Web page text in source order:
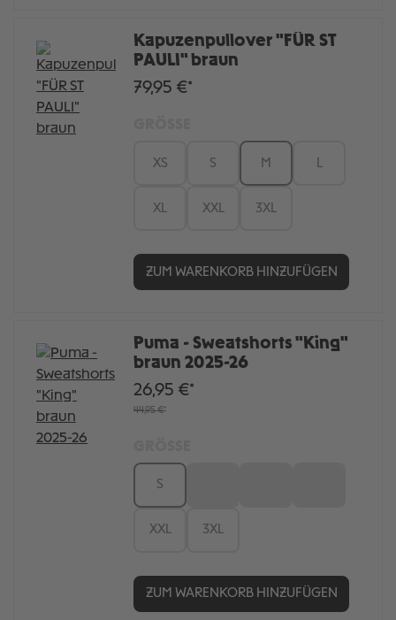
Kapuzenpullover "FÜR ST
PAULI" braun
79,95 €*
XS S M
XL XXL 3XL
ZUM WARENKORB HINZUFÜGEN
Puma - Sweatshorts "King"
braun 2025-26
26,95 €*
44,95 €*
S
XXL 3XL
ZUM WARENKORB HINZUFÜGEN